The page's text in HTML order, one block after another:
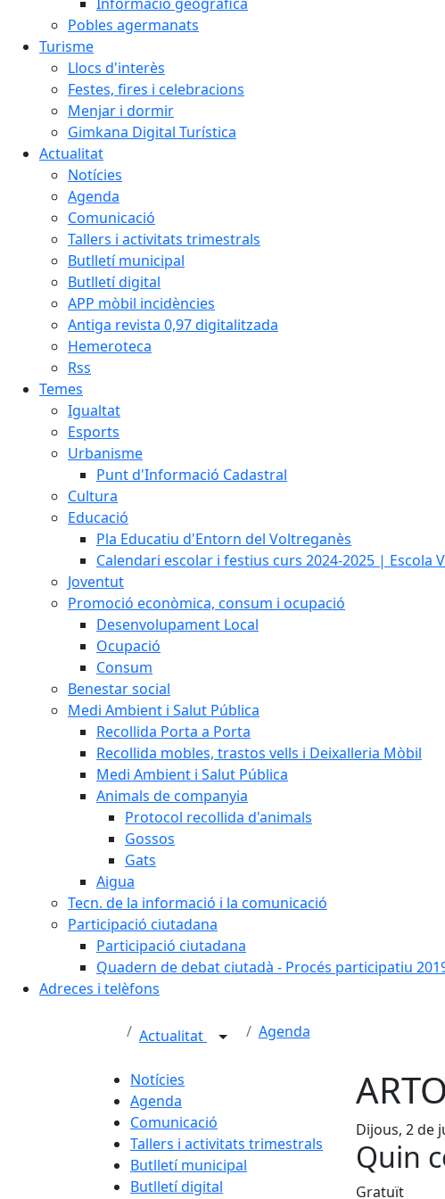
Pobles agermanats
Turisme
Llocs d'interès
Festes, fires i celebracions
Menjar i dormir
Gimkana Digital Turística
Actualitat
Notícies
Agenda
Comunicació
Tallers i activitats trimestrals
Butlletí municipal
Butlletí digital
APP mòbil incidències
Antiga revista 0,97 digitalitzada
Hemeroteca
Rss
Temes
Igualtat
Esports
Urbanisme
Punt d'Informació Cadastral
Cultura
Educació
Pla Educatiu d'Entorn del Voltreganès
Calendari escolar i festius curs 2024-2025 | Escola
Joventut
Promoció econòmica, consum i ocupació
Desenvolupament Local
Ocupació
Consum
Benestar social
Medi Ambient i Salut Pública
Recollida Porta a Porta
Recollida mobles, trastos vells i Deixalleria Mòbil
Medi Ambient i Salut Pública
Animals de companyia
Protocol recollida d'animals
Gossos
Gats
Aigua
Tecn. de la informació i la comunicació
Participació ciutadana
Participació ciutadana
Quadern de debat ciutadà - Procés participatiu
Adreces i telèfons
Actualitat Agenda
Notícies
Agenda
Comunicació
Tallers i activitats trimestrals
Butlletí municipal
Butlletí digital
Dijous, 2 de
Quin
Gratuït